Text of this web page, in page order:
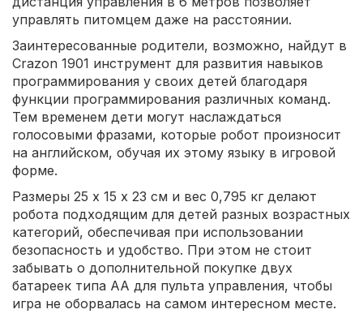
управлять питомцем даже на расстоянии.
Заинтересованные родители, возможно, найдут в
Crazon 1901 инструмент для развития навыков
программирования у своих детей благодаря
функции программирования различных команд.
Тем временем дети могут наслаждаться
голосовыми фразами, которые робот произносит
на английском, обучая их этому языку в игровой
форме.
Размеры 25 х 15 х 23 см и вес 0,795 кг делают
робота подходящим для детей разных возрастных
категорий, обеспечивая при использовании
безопасность и удобство. При этом не стоит
забывать о дополнительной покупке двух
батареек типа АА для пульта управления, чтобы
игра не оборвалась на самом интересном месте.